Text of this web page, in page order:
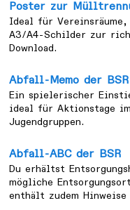
Poster zur
Ideal für Vereinsräume,
A3/A4-Schilder zur
Download.
Abfall-Memo der BSR
Ein spielerischer
ideal für Aktionstage
Jugendgruppen.
Abfall-ABC der BSR
Du erhältst
mögliche
enthält zudem